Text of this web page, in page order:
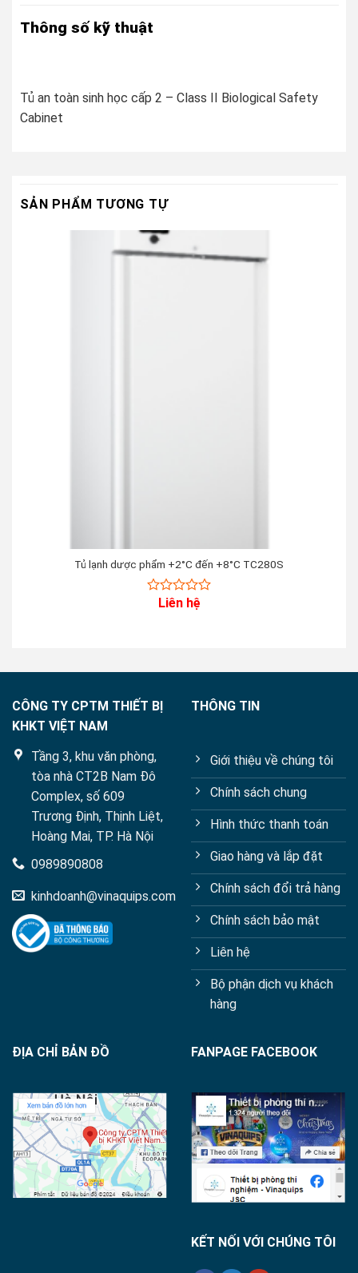
Thông số kỹ thuật
Tủ an toàn sinh học cấp 2 – Class II Biological Safety
Cabinet
SẢN PHẨM TƯƠNG TỰ
Tủ lạnh dược phẩm +2°C đến +8°C TC280S
Liên hệ
CÔNG TY CPTM THIẾT BỊ
KHKT VIỆT NAM
Tầng 3, khu văn phòng,
tòa nhà CT2B Nam Đô
Complex, số 609
Trương Định, Thịnh Liệt,
Hoàng Mai, TP. Hà Nội
0989890808
kinhdoanh@vinaquips.com
THÔNG TIN
Giới thiệu về chúng tôi
Chính sách chung
Hình thức thanh toán
Giao hàng và lắp đặt
Chính sách đổi trả hàng
Chính sách bảo mật
Liên hệ
Bộ phận dịch vụ khách
hàng
ĐỊA CHỈ BẢN ĐỒ FANPAGE FACEBOOK
KẾT NỐI VỚI CHÚNG TÔI